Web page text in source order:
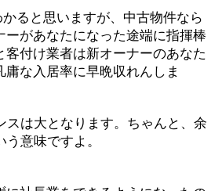
ると思いますが、中古物件なら
があなたになった途端に指揮棒
付け業者は新オーナーのあなた
な入居率に早晩収れんしま
は大となります。ちゃんと、余
意味ですよ。